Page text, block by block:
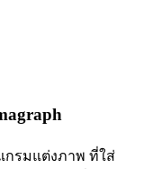
แกรมแต่งภาพ ที่ใส่